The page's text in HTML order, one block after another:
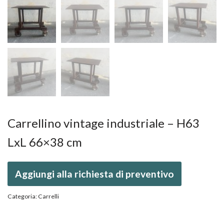
Carrellino vintage industriale – H63
LxL 66×38 cm
Aggiungi alla richiesta di preventivo
Categoria: Carrelli